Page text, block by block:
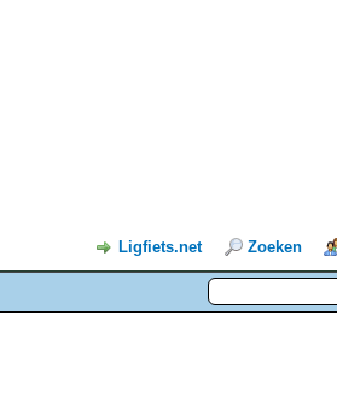
Ligfiets.net Zoeken